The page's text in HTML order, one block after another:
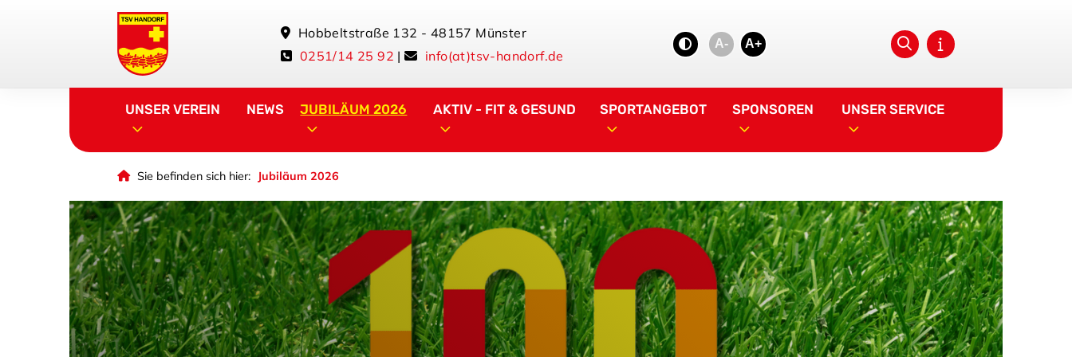
Hobbeltstraße 132 - 48157 Münster
0251/14 25 92 | info(at)tsv-handorf.de
A- A+
UNSER VEREIN NEWS JUBILÄUM 2026 AKTIV - FIT & GESUND SPORTANGEBOT SPONSOREN UNSER SERVICE
Sie befinden sich hier: Jubiläum 2026